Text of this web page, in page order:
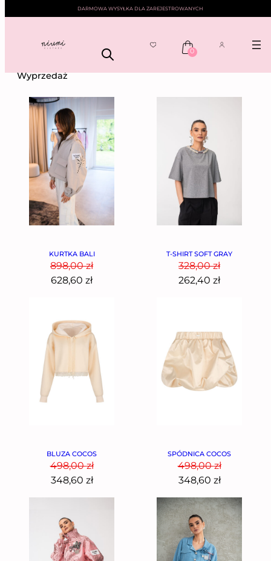
DARMOWA WYSYŁKA DLA ZAREJESTROWANYCH
0
WYPRZEDAŻ
Wyprzedaż
KURTKA BALI
898,00zł
628,60 zł
T-SHIRT SOFT GRAY
328,00zł
262,40 zł
BLUZA COCOS
498,00zł
348,60 zł
SPÓDNICA COCOS
498,00zł
348,60 zł